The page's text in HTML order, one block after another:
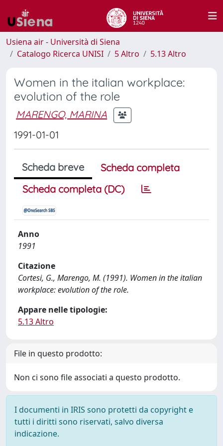
Usiena air - Università di Siena
Catalogo Ricerca UNISI
5 Altro 5.13 Altro
Women in the italian workplace:
evolution of the role
MARENGO, MARINA
1991-01-01
Scheda breve
Scheda completa
Scheda completa (DC)
Anno
1991
Citazione
Cortesi, G., Marengo, M. (1991). Women in the italian
workplace: evolution of the role.
Appare nelle tipologie:
5.13 Altro
File in questo prodotto:
Non ci sono file associati a questo prodotto.
I documenti in IRIS sono protetti da copyright e
tutti i diritti sono riservati, salvo diversa
indicazione.